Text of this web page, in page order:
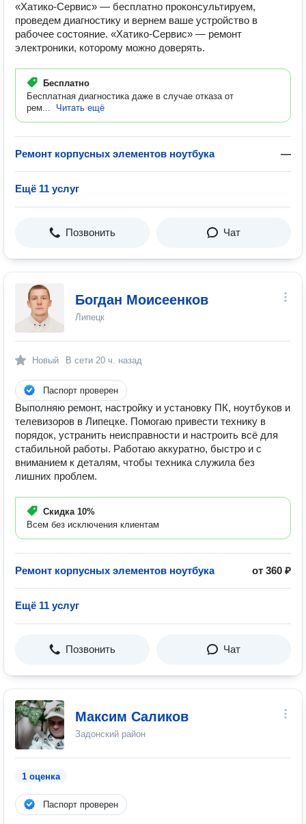
«Хатико-Сервис» — бесплатно проконсультируем,
проведем диагностику и вернем ваше устройство в
рабочее состояние. «Хатико-Сервис» — ремонт
электроники, которому можно доверять.
Бесплатно
Бесплатная диагностика даже в случае отказа от
рем...
Читать ещё
Ремонт корпусных элементов ноутбука —
Ещё 11 услуг
Позвонить Чат
Богдан Моисеенков
Липецк
Новый В сети 20 ч. назад
Паспорт проверен
Выполняю ремонт, настройку и установку ПК, ноутбуков и
телевизоров в Липецке. Помогаю привести технику в
порядок, устранить неисправности и настроить всё для
стабильной работы. Работаю аккуратно, быстро и с
вниманием к деталям, чтобы техника служила без
лишних проблем.
Скидка 10%
Всем без исключения клиентам
Ремонт корпусных элементов ноутбука от 360 ₽
Ещё 11 услуг
Позвонить Чат
Максим Саликов
Задонский район
1 оценка
Паспорт проверен